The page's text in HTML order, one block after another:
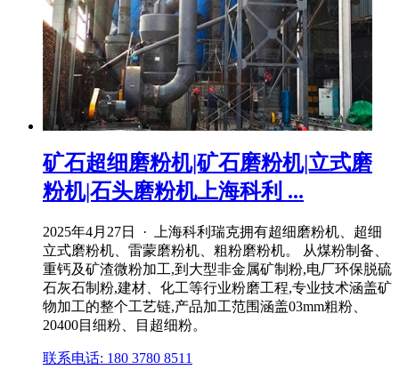
矿石超细磨粉机|矿石磨粉机|立式磨
粉机|石头磨粉机上海科利 ...
2025年4月27日 · 上海科利瑞克拥有超细磨粉机、超细
立式磨粉机、雷蒙磨粉机、粗粉磨粉机。 从煤粉制备、
重钙及矿渣微粉加工,到大型非金属矿制粉,电厂环保脱硫
石灰石制粉,建材、化工等行业粉磨工程,专业技术涵盖矿
物加工的整个工艺链,产品加工范围涵盖03mm粗粉、
20400目细粉、目超细粉。
联系电话: 180 3780 8511